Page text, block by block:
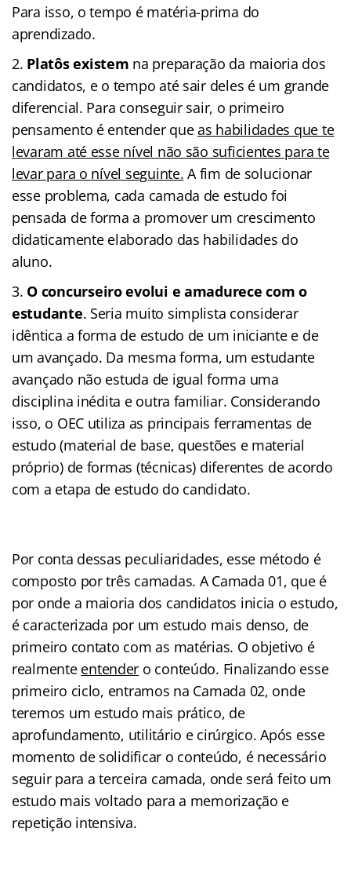
Para isso, o tempo é matéria-prima do
aprendizado.
Platôs existem na preparação da maioria dos
candidatos, e o tempo até sair deles é um grande
diferencial. Para conseguir sair, o primeiro
pensamento é entender queas habilidades que te
levaram até esse nível não são suficientes para te
levar para o nível seguinte. A fim de solucionar
esse problema, cada camada de estudo foi
pensada de forma a promover um crescimento
didaticamente elaborado das habilidades do
aluno.
O concurseiro evolui e amadurece com o
estudante. Seria muito simplista considerar
idêntica a forma de estudo de um iniciante e de
um avançado. Da mesma forma, um estudante
avançado não estuda de igual forma uma
disciplina inédita e outra familiar. Considerando
isso, o OEC utiliza as principais ferramentas de
estudo (material de base, questões e material
próprio) de formas (técnicas) diferentes de acordo
com a etapa de estudo do candidato.
Por conta dessas peculiaridades, esse método é
composto por três camadas. A Camada 01, que é
por onde a maioria dos candidatos inicia o estudo,
é caracterizada por um estudo mais denso, de
primeiro contato com as matérias. O objetivo é
realmente entender o conteúdo. Finalizando esse
primeiro ciclo, entramos na Camada 02, onde
teremos um estudo mais prático, de
aprofundamento, utilitário e cirúrgico. Após esse
momento de solidificar o conteúdo, é necessário
seguir para a terceira camada, onde será feito um
estudo mais voltado para a memorização e
repetição intensiva.